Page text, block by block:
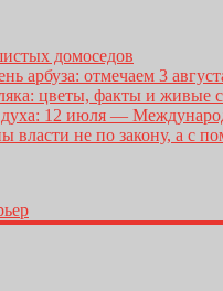
домоседов
арбуза: отмечаем 3
цветы, факты и живые
духа: 12 июля —
власти не по закону, а с